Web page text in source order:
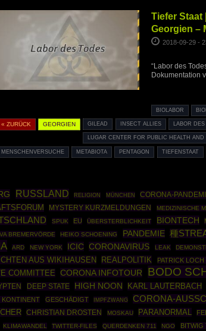
Tiefer Staat
Georgien –
2018-09-29 -
“Labor des
Dokumentation
BIOLABOR
« ZURÜCK GEORGIEN GILEAD INSECT ALLIES LABOR
LUGAR CENTER FOR PUBLIC HEALTH AND
MENSCHENVERSUCHE METABIOTA PENTAGON TIEFENSTAAT
RUSSLAND RELIGION MÜNCHEN CORONA-
MYSTERY KURZMELDUNGEN MEDIZINISCHE
SPUK EU ÜBERSTERBLICHKEIT BIONTECH
BREMERVÖRDE HEIKO SCHOENING PANDEMIE 種
ARD NEW YORK ICIC CORONAVIRUS LEAK
AUS WIKIHAUSEN REALPOLITIK PATRICK
COMMITTEE CORONA INFOTOUR BODO
DEEP STATE HIGH NOON KARL LAUTERBACH
KONTINENT GESCHÄDIGT IMPFZWANG CORONA-
CHRISTIAN DROSTEN MOSKAU PARANORMAL
KLIMAWANDEL TWITTER-FILES QUERDENKEN 711 NGO BITWIG